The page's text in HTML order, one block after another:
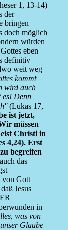
1, 13-14)
der
bringen
doch möglich
würden
eben
definitiv
weit weg
kommt
wird auch
es! Denn
(Lukas 17,
ist jetzt,
müssen
Christi in
4,24). Erst
begreifen
das
von Gott
Jesus
in
was von
Glaube